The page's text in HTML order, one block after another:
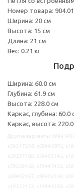
Номер товара:
Ширина: 20 см
Высота: 15 см
Длина: 21 см
Вес: 0.21 кг
Ширина: 60.0 см
Глубина: 61.9 см
Высота: 228.0 см
Каркас, глубина: 60.0
Каркас, высота: